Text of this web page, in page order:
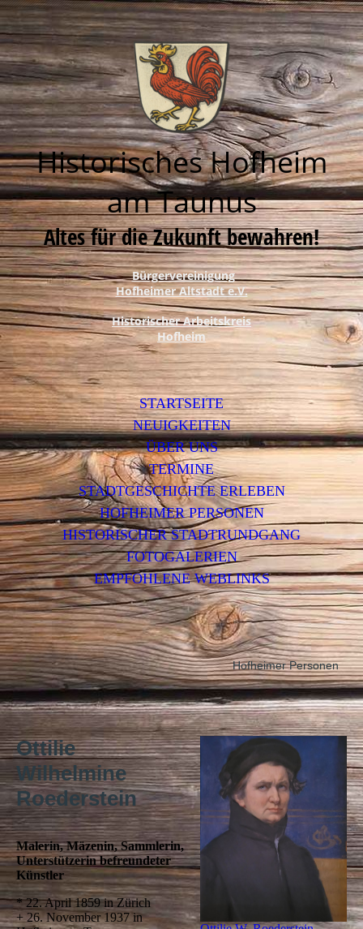
Historisches Hofheim
am Taunus
Altes für die Zukunft bewahren!
Bürgervereinigung
Hofheimer Altstadt e.V.
Historischer Arbeitskreis
Hofheim
STARTSEITE
NEUIGKEITEN
ÜBER UNS
TERMINE
STADTGESCHICHTE ERLEBEN
HOFHEIMER PERSONEN
HISTORISCHER STADTRUNDGANG
FOTOGALERIEN
EMPFOHLENE WEBLINKS
Hofheimer Personen
Ottilie
Wilhelmine
Roederstein
Malerin, Mäzenin, Sammlerin,
Unterstützerin befreundeter
Künstler
* 22. April 1859 in Zürich
+ 26. November 1937 in